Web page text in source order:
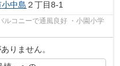
小中島 ２丁目8-1
ルコニーで通風良好 ・小園小学
りません。